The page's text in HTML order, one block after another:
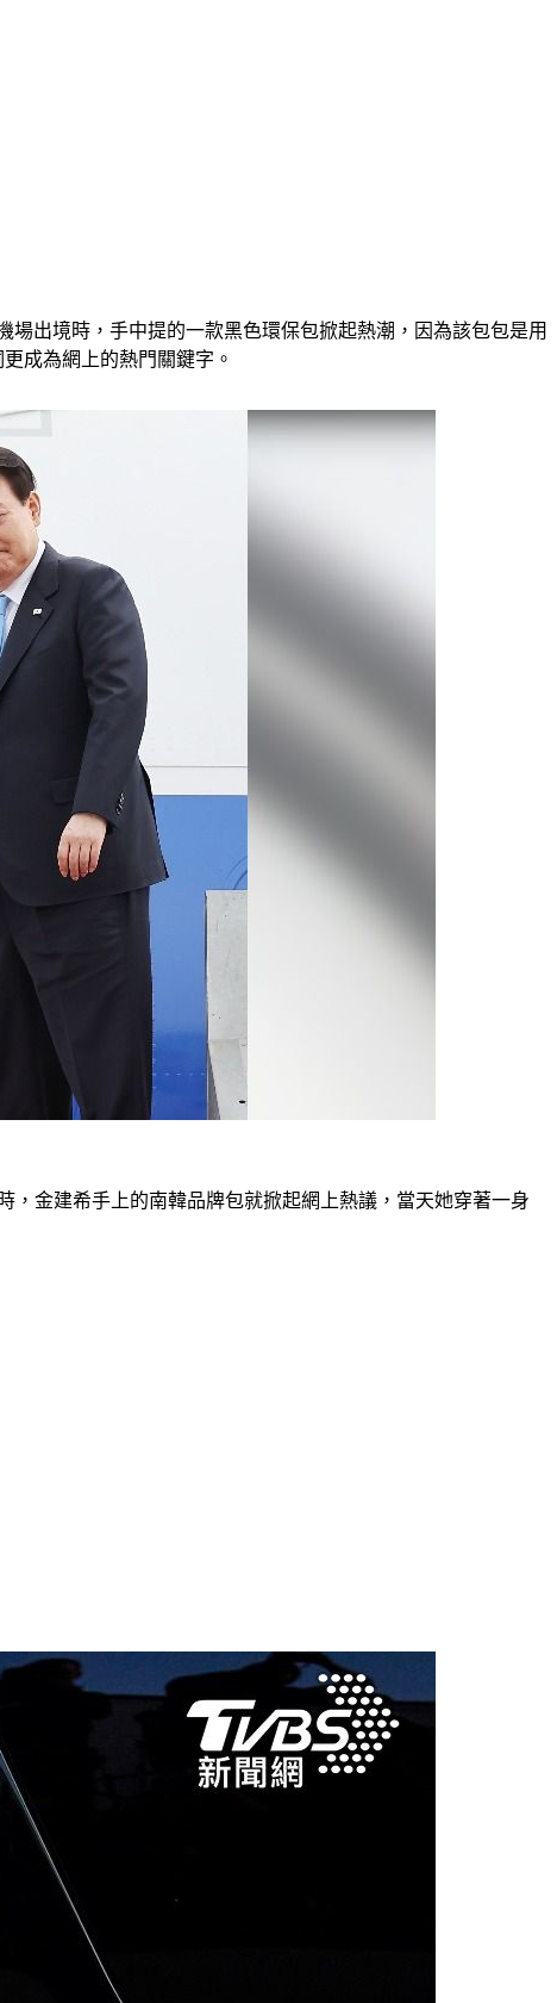
出境時，手中提的一款黑色環保包掀起熱潮，因為該包包是用
成為網上的熱門關鍵字。
，金建希手上的南韓品牌包就掀起網上熱議，當天她穿著一身